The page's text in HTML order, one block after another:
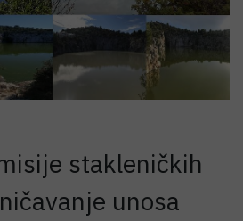
stakleničkih
unosa